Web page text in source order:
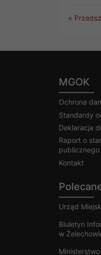
«
MGOK
Ochrona
Standardy
Deklaracja
Raport o
publicznego
Kontakt
Urząd
Biuletyn
w